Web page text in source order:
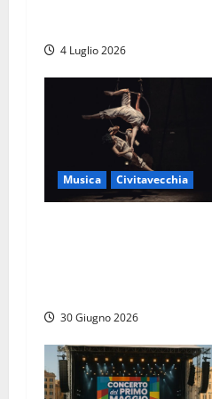
4 Luglio 2026
Musica Civitavecchia
30 Giugno 2026